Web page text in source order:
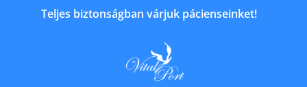
Teljes biztonságban várjuk pácienseinket!